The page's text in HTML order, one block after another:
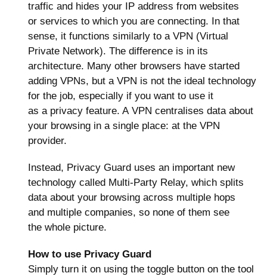
traffic and hides your IP address from websites
or services to which you are connecting. In that
sense, it functions similarly to a VPN (Virtual
Private Network). The difference is in its
architecture. Many other browsers have started
adding VPNs, but a VPN is not the ideal technology
for the job, especially if you want to use it
as a privacy feature. A VPN centralises data about
your browsing in a single place: at the VPN
provider.
Instead, Privacy Guard uses an important new
technology called Multi-Party Relay, which splits
data about your browsing across multiple hops
and multiple companies, so none of them see
the whole picture.
How to use Privacy Guard
Simply turn it on using the toggle button on the tool